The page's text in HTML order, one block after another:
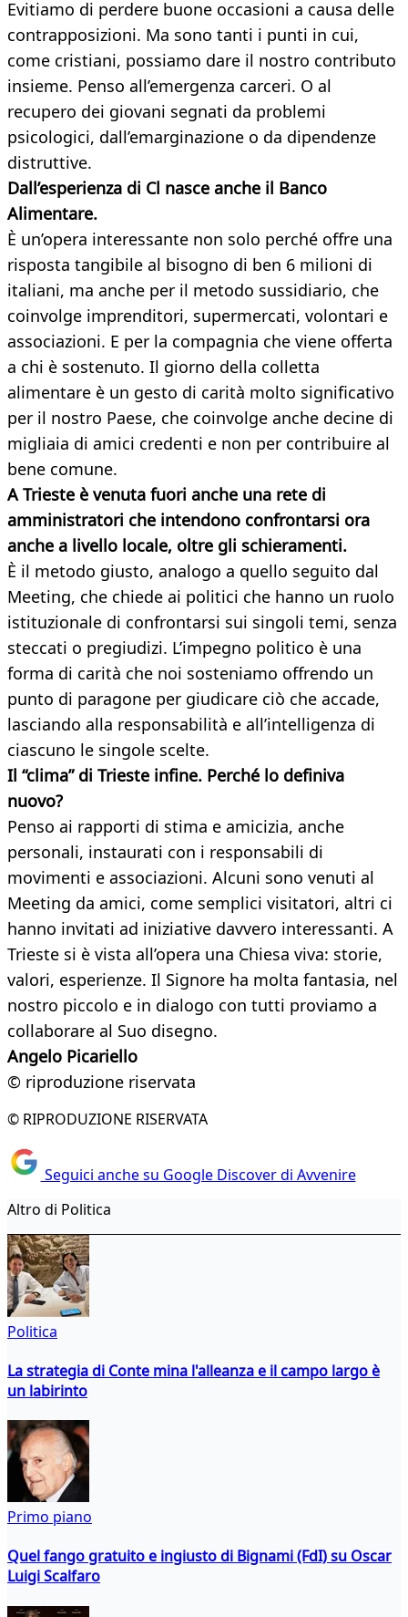
Evitiamo di perdere buone occasioni a causa delle
contrapposizioni. Ma sono tanti i punti in cui,
come cristiani, possiamo dare il nostro contributo
insieme. Penso all’emergenza carceri. O al
recupero dei giovani segnati da problemi
psicologici, dall’emarginazione o da dipendenze
distruttive.
Dall’esperienza di Cl nasce anche il Banco
Alimentare.
È un’opera interessante non solo perché offre una
risposta tangibile al bisogno di ben 6 milioni di
italiani, ma anche per il metodo sussidiario, che
coinvolge imprenditori, supermercati, volontari e
associazioni. E per la compagnia che viene offerta
a chi è sostenuto. Il giorno della colletta
alimentare è un gesto di carità molto significativo
per il nostro Paese, che coinvolge anche decine di
migliaia di amici credenti e non per contribuire al
bene comune.
A Trieste è venuta fuori anche una rete di
amministratori che intendono confrontarsi ora
anche a livello locale, oltre gli schieramenti.
È il metodo giusto, analogo a quello seguito dal
Meeting, che chiede ai politici che hanno un ruolo
istituzionale di confrontarsi sui singoli temi, senza
steccati o pregiudizi. L’impegno politico è una
forma di carità che noi sosteniamo offrendo un
punto di paragone per giudicare ciò che accade,
lasciando alla responsabilità e all’intelligenza di
ciascuno le singole scelte.
Il “clima” di Trieste infine. Perché lo definiva
nuovo?
Penso ai rapporti di stima e amicizia, anche
personali, instaurati con i responsabili di
movimenti e associazioni. Alcuni sono venuti al
Meeting da amici, come semplici visitatori, altri ci
hanno invitati ad iniziative davvero interessanti. A
Trieste si è vista all’opera una Chiesa viva: storie,
valori, esperienze. Il Signore ha molta fantasia, nel
nostro piccolo e in dialogo con tutti proviamo a
collaborare al Suo disegno.
Angelo Picariello
© riproduzione riservata
© RIPRODUZIONE RISERVATA
Seguici anche su Google Discover di Avvenire
Altro di Politica
Politica
La strategia di Conte mina l'alleanza e il campo largo è
un labirinto
Primo piano
Quel fango gratuito e ingiusto di Bignami (FdI) su Oscar
Luigi Scalfaro